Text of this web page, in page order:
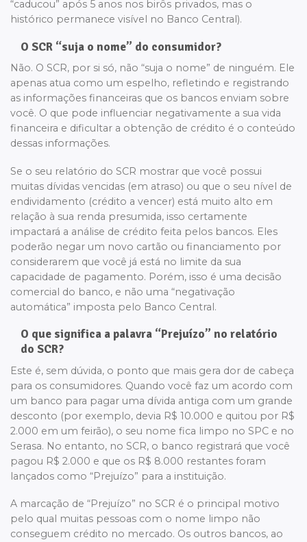
“caducou” após 5 anos nos birôs privados, mas o
histórico permanece visível no Banco Central).
O SCR “suja o nome” do consumidor?
Não. O SCR, por si só, não “suja o nome” de ninguém. Ele
apenas atua como um espelho, refletindo e registrando
as informações financeiras que os bancos enviam sobre
você. O que pode influenciar negativamente a sua vida
financeira e dificultar a obtenção de crédito é o conteúdo
dessas informações.
Se o seu relatório do SCR mostrar que você possui
muitas dívidas vencidas (em atraso) ou que o seu nível de
endividamento (crédito a vencer) está muito alto em
relação à sua renda presumida, isso certamente
impactará a análise de crédito feita pelos bancos. Eles
poderão negar um novo cartão ou financiamento por
considerarem que você já está no limite da sua
capacidade de pagamento. Porém, isso é uma decisão
comercial do banco, e não uma “negativação
automática” imposta pelo Banco Central.
O que significa a palavra “Prejuízo” no relatório
do SCR?
Este é, sem dúvida, o ponto que mais gera dor de cabeça
para os consumidores. Quando você faz um acordo com
um banco para pagar uma dívida antiga com um grande
desconto (por exemplo, devia R$ 10.000 e quitou por R$
2.000 em um feirão), o seu nome fica limpo no SPC e no
Serasa. No entanto, no SCR, o banco registrará que você
pagou R$ 2.000 e que os R$ 8.000 restantes foram
lançados como “Prejuízo” para a instituição.
A marcação de “Prejuízo” no SCR é o principal motivo
pelo qual muitas pessoas com o nome limpo não
conseguem crédito no mercado. Os outros bancos, ao